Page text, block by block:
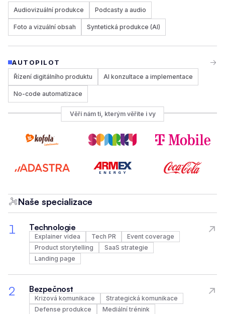
Audiovizuální produkce Podcasty a audio
Foto a vizuální obsah Syntetická produkce (AI)
AUTOPILOT
Řízení digitálního produktu AI konzultace a implementace
No-code automatizace
Věří nám ti, kterým věříte i vy
Naše specializace
1 Technologie
Explainer videa Tech PR
Event coverage
Product storytelling
SaaS strategie
Landing page
2 Bezpečnost
Krizová komunikace
Strategická komunikace
Defense produkce
Mediální trénink